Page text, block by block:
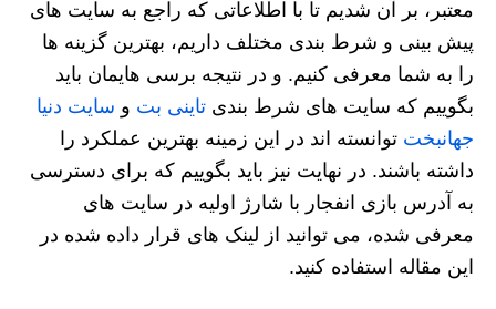
معتبر، بر آن شدیم تا با اطلاعاتی که راجع به سایت های
پیش بینی و شرط بندی مختلف داریم، بهترین گزینه ها
را به شما معرفی کنیم. و در نتیجه برسی هایمان باید
بگوییم که سایت های شرط بندی تاینی بت و سایت دنیا
جهانبخت توانسته اند در این زمینه بهترین عملکرد را
داشته باشند. در نهایت نیز باید بگوییم که برای دسترسی
به آدرس بازی انفجار با شارژ اولیه در سایت های
معرفی شده، می توانید از لینک های قرار داده شده در
این مقاله استفاده کنید.